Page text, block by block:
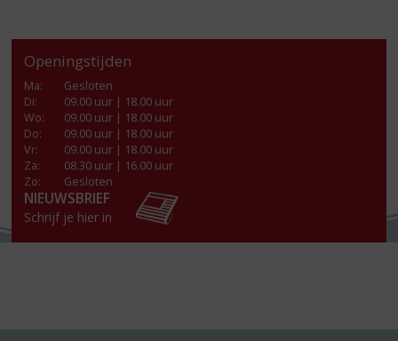
Openingstijden
Ma:
Gesloten
Di:
09.00 uur | 18.00 uur
Wo:
09.00 uur | 18.00 uur
Do:
09.00 uur | 18.00 uur
Vr:
09.00 uur | 18.00 uur
Za:
08.30 uur | 16.00 uur
Zo:
Gesloten
NIEUWSBRIEF
Schrijf je hier in